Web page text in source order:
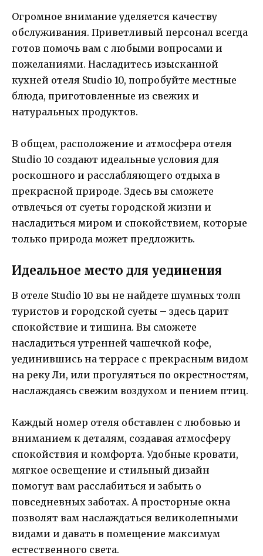
Огромное внимание уделяется качеству
обслуживания. Приветливый персонал всегда
готов помочь вам с любыми вопросами и
пожеланиями. Насладитесь изысканной
кухней отеля Studio 10, попробуйте местные
блюда, приготовленные из свежих и
натуральных продуктов.
В общем, расположение и атмосфера отеля
Studio 10 создают идеальные условия для
роскошного и расслабляющего отдыха в
прекрасной природе. Здесь вы сможете
отвлечься от суеты городской жизни и
насладиться миром и спокойствием, которые
только природа может предложить.
Идеальное место для уединения
В отеле Studio 10 вы не найдете шумных толп
туристов и городской суеты – здесь царит
спокойствие и тишина. Вы сможете
насладиться утренней чашечкой кофе,
уединившись на террасе с прекрасным видом
на реку Ли, или прогуляться по окрестностям,
наслаждаясь свежим воздухом и пением птиц.
Каждый номер отеля обставлен с любовью и
вниманием к деталям, создавая атмосферу
спокойствия и комфорта. Удобные кровати,
мягкое освещение и стильный дизайн
помогут вам расслабиться и забыть о
повседневных заботах. А просторные окна
позволят вам наслаждаться великолепными
видами и давать в помещение максимум
естественного света.